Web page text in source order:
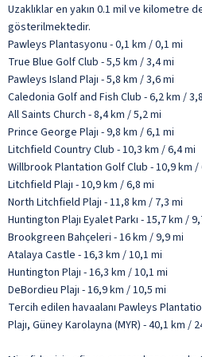
Uzaklıklar en yakın 0.1 mil ve kilometre
gösterilmektedir.
Pawleys Plantasyonu - 0,1 km / 0,1 mi
True Blue Golf Club - 5,5 km / 3,4 mi
Pawleys Island Plajı - 5,8 km / 3,6 mi
Caledonia Golf and Fish Club - 6,2 km /
All Saints Church - 8,4 km / 5,2 mi
Prince George Plajı - 9,8 km / 6,1 mi
Litchfield Country Club - 10,3 km / 6,4 mi
Willbrook Plantation Golf Club - 10,9 km /
Litchfield Plajı - 10,9 km / 6,8 mi
North Litchfield Plajı - 11,8 km / 7,3 mi
Huntington Plajı Eyalet Parkı - 15,7 km /
Brookgreen Bahçeleri - 16 km / 9,9 mi
Atalaya Castle - 16,3 km / 10,1 mi
Huntington Plajı - 16,3 km / 10,1 mi
DeBordieu Plajı - 16,9 km / 10,5 mi
Tercih edilen havaalanı Pawleys
Plajı, Güney Karolayna (MYR) - 40,1 km /